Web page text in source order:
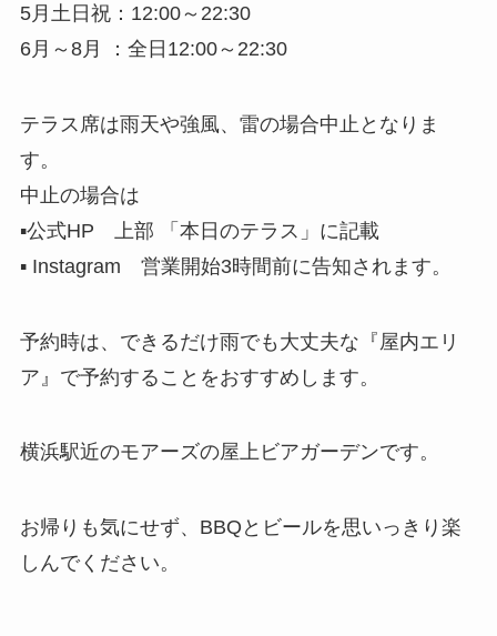
5月土日祝：12:00～22:30
6月～8月 ：全日12:00～22:30
テラス席は雨天や強風、雷の場合中止となりま
す。
中止の場合は
▪公式HP 上部 「本日のテラス」に記載
▪ Instagram 営業開始3時間前に告知されます。
予約時は、できるだけ雨でも大丈夫な『屋内エリ
ア』で予約することをおすすめします。
横浜駅近のモアーズの屋上ビアガーデンです。
お帰りも気にせず、BBQとビールを思いっきり楽
しんでください。